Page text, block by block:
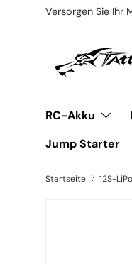
Versorgen Sie Ihr
RC-Akku
Jump Starter
Startseite 12S-